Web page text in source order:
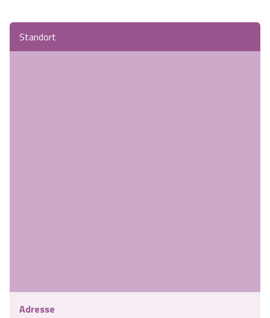
Standort
Adresse